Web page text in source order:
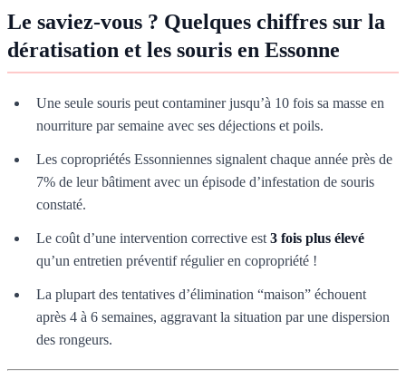
Le saviez-vous ? Quelques chiffres sur la
dératisation et les souris en Essonne
Une seule souris peut contaminer jusqu’à 10 fois sa masse en
nourriture par semaine avec ses déjections et poils.
Les copropriétés Essonniennes signalent chaque année près de
7% de leur bâtiment avec un épisode d’infestation de souris
constaté.
Le coût d’une intervention corrective est 3 fois plus élevé
qu’un entretien préventif régulier en copropriété !
La plupart des tentatives d’élimination “maison” échouent
après 4 à 6 semaines, aggravant la situation par une dispersion
des rongeurs.